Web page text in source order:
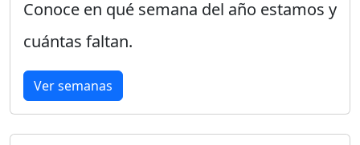
Conoce en qué semana del año estamos y
cuántas faltan.
Ver semanas